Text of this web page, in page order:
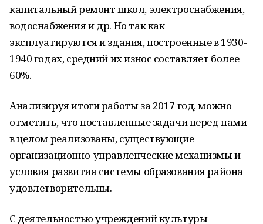
капитальный ремонт школ, электроснабжения,
водоснабжения и др. Но так как
эксплуатируются и здания, построенные в 1930-
1940 годах, средний их износ составляет более
60%.
Анализируя итоги работы за 2017 год, можно
отметить, что поставленные задачи перед нами
в целом реализованы, существующие
организационно-управленческие механизмы и
условия развития системы образования района
удовлетворительны.
С деятельностью учреждений культуры